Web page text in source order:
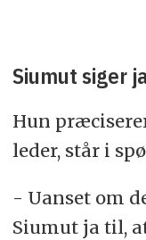
Siumut siger
Hun
leder, står i
- Uanset om
Siumut ja til,